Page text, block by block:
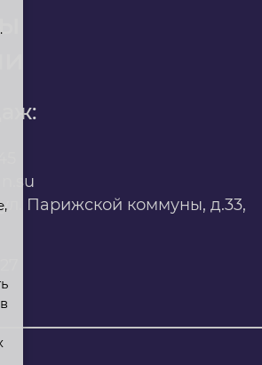
ул. Парижской коммуны, д.33,